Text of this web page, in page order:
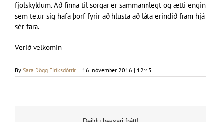
fjölskyldum. Að finna til sorgar er sammannlegt og ætti engin
sem telur sig hafa þörf fyrir að hlusta að láta erindið fram hjá
sér fara.
Verið velkomin
By Sara Dögg Eiríksdóttir | 16. nóvember 2016 | 12:45